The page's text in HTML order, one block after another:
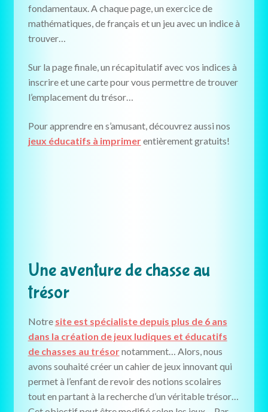
fondamentaux. A chaque page, un exercice de
mathématiques, de français et un jeu avec un indice à
trouver…
Sur la page finale, un récapitulatif avec vos indices à
inscrire et une carte pour vous permettre de trouver
l’emplacement du trésor…
Pour apprendre en s’amusant, découvrez aussi nos
jeux éducatifs à imprimerentièrement gratuits!
Une aventure de chasse au
trésor
Notre site est spécialiste depuis plus de 6 ans
dans la création de jeux ludiques et éducatifs
de chasses au trésornotamment… Alors, nous
avons souhaité créer un cahier de jeux innovant qui
permet à l’enfant de revoir des notions scolaires
tout en partant à la recherche d’un véritable trésor…